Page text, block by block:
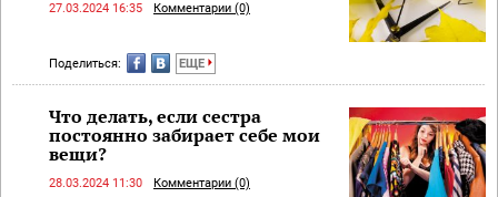
27.03.2024 16:35 Комментарии (0)
Поделиться: ЕЩЕ
Что делать, если сестра
постоянно забирает себе мои
вещи?
28.03.2024 11:30 Комментарии (0)